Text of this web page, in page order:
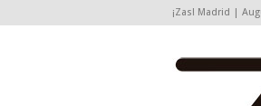
¡Zas! Madrid |